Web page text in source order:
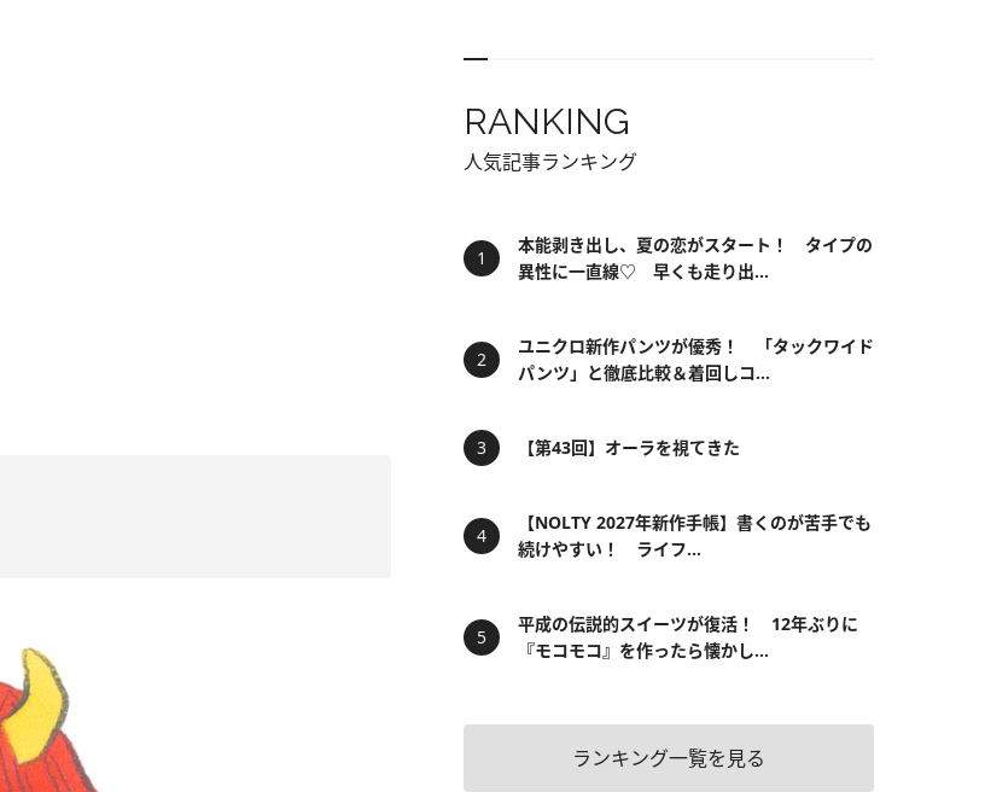
RANKING
人気記事ランキング
本能剥き出し、夏の恋がスタート！ タイプの
異性に一直線♡ 早くも走り出...
ユニクロ新作パンツが優秀！ 「タックワイド
パンツ」と徹底比較＆着回しコ...
【第43回】オーラを視てきた
【NOLTY 2027年新作手帳】書くのが苦手でも
続けやすい！ ライフ...
平成の伝説的スイーツが復活！ 12年ぶりに
『モコモコ』を作ったら懐かし...
ランキング一覧を見る